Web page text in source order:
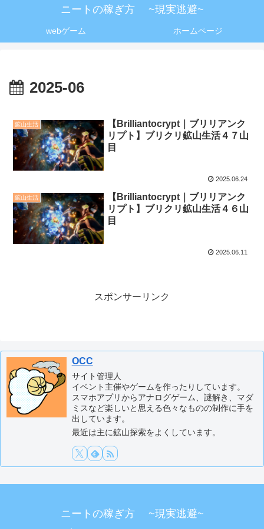
ニートの稼ぎ方 ~現実逃避~
webゲーム ホームページ
2025-06
鉱山生活
【Brilliantocrypt｜ブリリアンク
リプト】ブリクリ鉱山生活４７山
目
2025.06.24
鉱山生活
【Brilliantocrypt｜ブリリアンク
リプト】ブリクリ鉱山生活４６山
目
2025.06.11
スポンサーリンク
OCC
サイト管理人
イベント主催やゲームを作ったりしています。
スマホアプリからアナログゲーム、謎解き、マダ
ミスなど楽しいと思える色々なものの制作に手を
出しています。
最近は主に鉱山探索をよくしています。
ニートの稼ぎ方 ~現実逃避~